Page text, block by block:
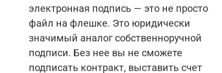
электронная подпись — это не просто
файл на флешке. Это юридически
значимый аналог собственноручной
подписи. Без нее вы не сможете
подписать контракт, выставить счет